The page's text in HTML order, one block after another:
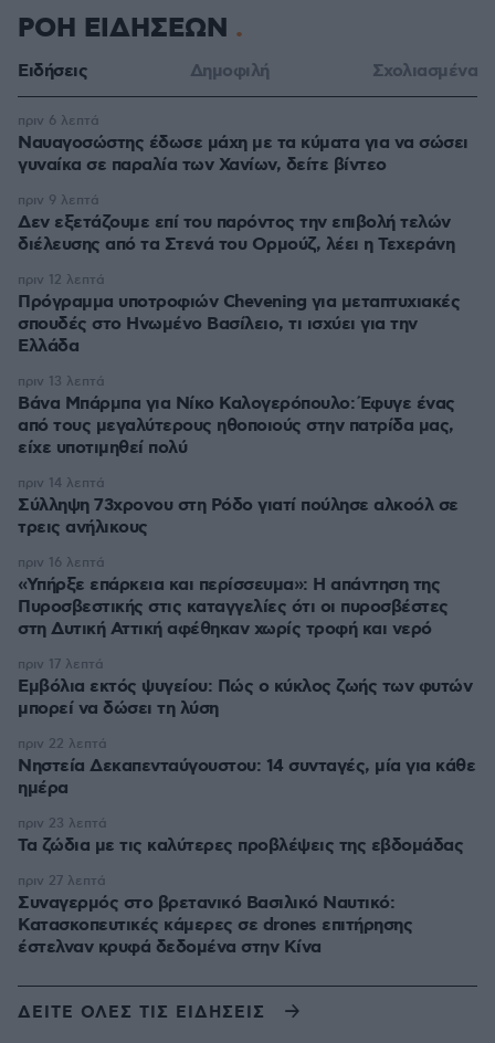
ΡΟΗ ΕΙΔΗΣΕΩΝ
Ειδήσεις Δημοφιλή Σχολιασμένα
Ναυαγοσώστης έδωσε μάχη με τα κύματα για να σώσει
γυναίκα σε παραλία των Χανίων, δείτε βίντεο
πριν 6 λεπτά
Δεν εξετάζουμε επί του παρόντος την επιβολή τελών
διέλευσης από τα Στενά του Ορμούζ, λέει η Τεχεράνη
πριν 9 λεπτά
Πρόγραμμα υποτροφιών Chevening για μεταπτυχιακές
σπουδές στο Ηνωμένο Βασίλειο, τι ισχύει για την
Ελλάδα
πριν 12 λεπτά
Βάνα Μπάρμπα για Νίκο Καλογερόπουλο: Έφυγε ένας
από τους μεγαλύτερους ηθοποιούς στην πατρίδα μας,
είχε υποτιμηθεί πολύ
πριν 13 λεπτά
Σύλληψη 73χρονου στη Ρόδο γιατί πούλησε αλκοόλ σε
τρεις ανήλικους
πριν 14 λεπτά
«Υπήρξε επάρκεια και περίσσευμα»: Η απάντηση της
Πυροσβεστικής στις καταγγελίες ότι οι πυροσβέστες
στη Δυτική Αττική αφέθηκαν χωρίς τροφή και νερό
πριν 16 λεπτά
Εμβόλια εκτός ψυγείου: Πώς ο κύκλος ζωής των φυτών
μπορεί να δώσει τη λύση
πριν 17 λεπτά
Νηστεία Δεκαπενταύγουστου: 14 συνταγές, μία για κάθε
ημέρα
πριν 22 λεπτά
Τα ζώδια με τις καλύτερες προβλέψεις της εβδομάδας
πριν 23 λεπτά
Συναγερμός στο βρετανικό Βασιλικό Ναυτικό:
Κατασκοπευτικές κάμερες σε drones επιτήρησης
έστελναν κρυφά δεδομένα στην Κίνα
πριν 27 λεπτά
ΔΕΙΤΕ ΟΛΕΣ ΤΙΣ ΕΙΔΗΣΕΙΣ